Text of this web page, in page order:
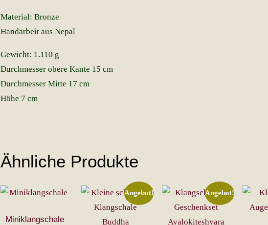
Material: Bronze
Handarbeit aus Nepal
Gewicht: 1.110 g
Durchmesser obere Kante 15 cm
Durchmesser Mitte 17 cm
Höhe 7 cm
Ähnliche Produkte
Miniklangschale
Angebot! Angebot!